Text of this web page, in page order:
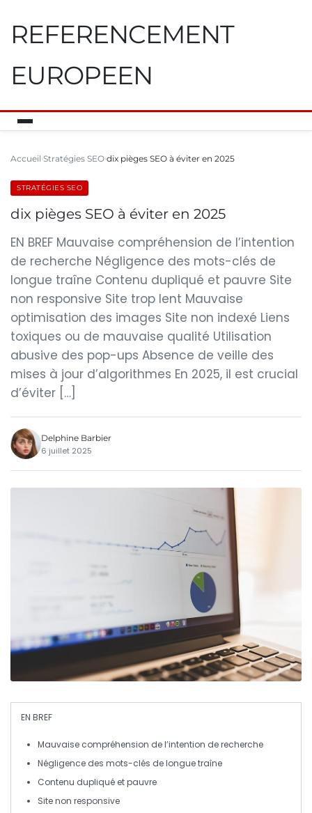
REFERENCEMENT
EUROPEEN
Accueil Stratégies SEO dix pièges SEO à éviter en 2025
STRATÉGIES SEO
dix pièges SEO à éviter en 2025
EN BREF Mauvaise compréhension de l’intention
de recherche Négligence des mots-clés de
longue traîne Contenu dupliqué et pauvre Site
non responsive Site trop lent Mauvaise
optimisation des images Site non indexé Liens
toxiques ou de mauvaise qualité Utilisation
abusive des pop-ups Absence de veille des
mises à jour d’algorithmes En 2025, il est crucial
d’éviter […]
Delphine Barbier
6 juillet 2025
EN BREF
Mauvaise compréhension de l’intention de recherche
Négligence des mots-clés de longue traîne
Contenu dupliqué et pauvre
Site non responsive